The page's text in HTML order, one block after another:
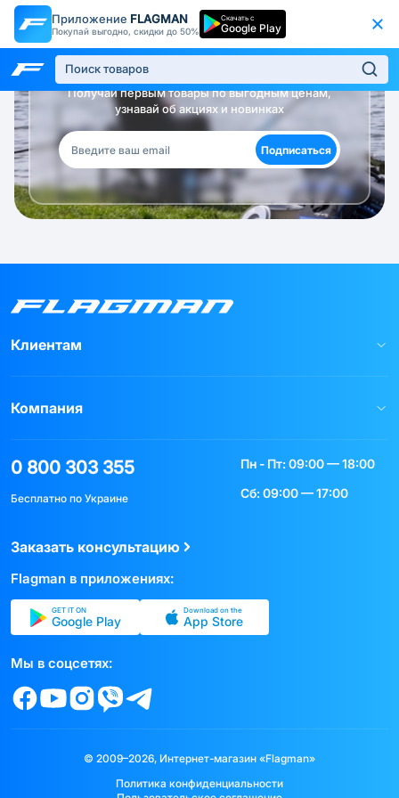
Приложение FLAGMAN
Покупай выгодно, скидки до 50%
Скачать с
Google Play
Будь в курсе!
Получай первым товары по выгодным ценам,
узнавай об акциях и новинках
Подписаться
Клиентам
Компания
0 800 303 355
Бесплатно по Украине
Пн - Пт: 09:00 — 18:00
Сб: 09:00 — 17:00
Заказать консультацию
Flagman в приложениях:
GET IT ON
Google Play
Download on the
App Store
Мы в соцсетях:
© 2009–2026, Интернет-магазин «Flagman»
Политика конфиденциальности